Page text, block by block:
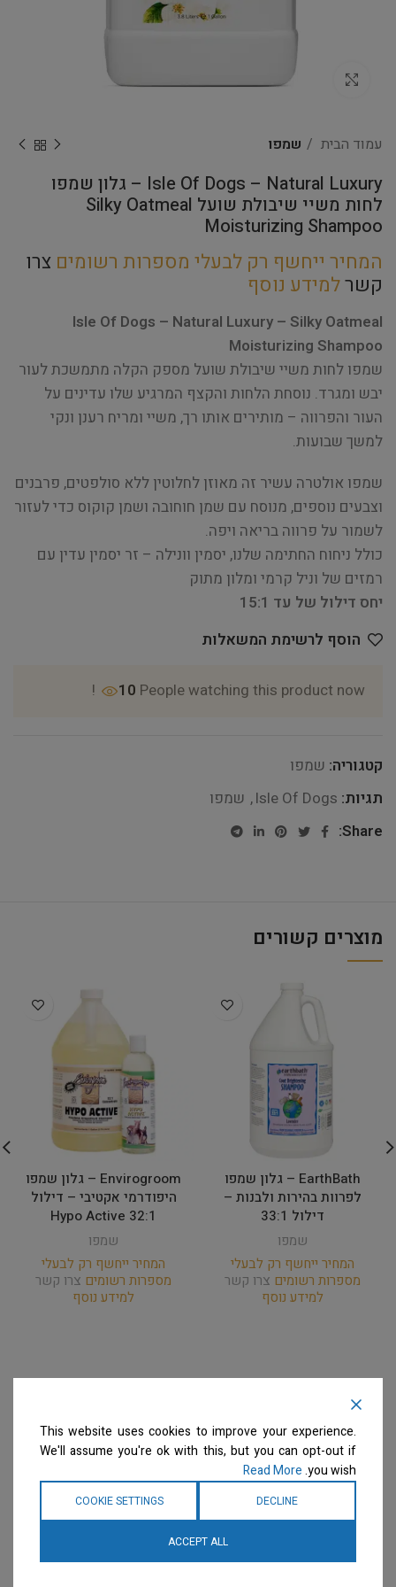
Click to enlarge
עמוד הבית שמפו
Isle Of Dogs – Natural Luxury – גלון שמפו
לחות משיי שיבולת שועל Silky Oatmeal
Moisturizing Shampoo
המחיר ייחשף רק לבעלי מספרות רשומים צרו
קשרלמידע נוסף
Isle Of Dogs – Natural Luxury – Silky Oatmeal
Moisturizing Shampoo
שמפו לחות משיי שיבולת שועל מספק הקלה מתמשכת לעור
יבש ומגרד. נוסחת הלחות והקצף המרגיע שלו עדינים על
העור והפרווה – מותירים אותו רך, משיי ומריח רענן ונקי
למשך שבועות.
שמפו אולטרה עשיר זה מאוזן לחלוטין ללא סולפטים, פרבנים
וצבעים נוספים, מנוסח עם שמן חוחובה ושמן קוקוס כדי לעזור
לשמור על פרווה בריאה ויפה.
כולל ניחוח החתימה שלנו, יסמין וונילה – זר יסמין עדין עם
רמזים של וניל קרמי ומלון מתוק
יחס דילול של עד 15:1
הוסף לרשימת המשאלות
10 People watching this product now!
קטגוריה: שמפו
תגיות: Isle Of Dogs
, שמפו
Share:
מוצרים קשורים
EarthBath – גלון שמפו
לפרוות בהירות ולבנות –
דילול 33:1
שמפו
המחיר ייחשף רק לבעלי
מספרות רשומים צרו קשר
למידע נוסף
Envirogroom – גלון שמפו
היפודרמי אקטיבי – דילול
32:1 Hypo Active
שמפו
המחיר ייחשף רק לבעלי
מספרות רשומים צרו קשר
למידע נוסף
This website uses cookies to improve your experience.
We'll assume you're ok with this, but you can opt-out if
you wish.
Read More
DECLINE
COOKIE SETTINGS
ACCEPT ALL